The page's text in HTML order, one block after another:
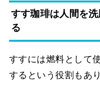
すす珈琲は人間を
る
すすには燃料として
するという役割もあ